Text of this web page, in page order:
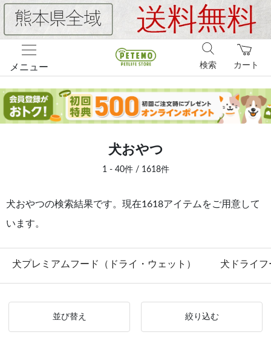
メニュー カート
検索
犬おやつ
1 - 40件 / 1618件
犬おやつの検索結果です。現在1618アイテムをご用意して
います。
犬プレミアムフード（ドライ・ウェット） 犬ドライフ
並び替え 絞り込む